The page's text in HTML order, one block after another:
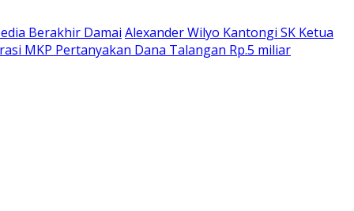
Berakhir Damai Alexander Wilyo Kantongi SK Ketua
MKP Pertanyakan Dana Talangan Rp.5 miliar